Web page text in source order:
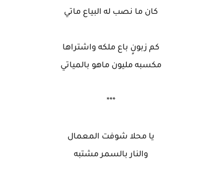
كان ما نصب له البياع ماتي
كم زبونٍ باع ملكه واشتراها
مكسبه مليون ماهو بالمياتي
***
يا محلا شوفت المعمال
والنار بالسمر مشتبه